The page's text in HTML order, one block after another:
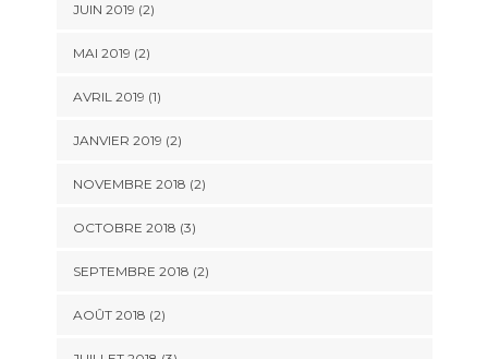
JUIN 2019 (2)
MAI 2019 (2)
AVRIL 2019 (1)
JANVIER 2019 (2)
NOVEMBRE 2018 (2)
OCTOBRE 2018 (3)
SEPTEMBRE 2018 (2)
AOÛT 2018 (2)